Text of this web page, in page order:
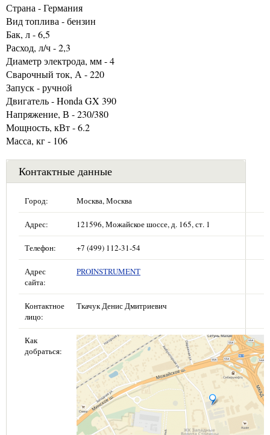
Страна - Германия
Вид топлива - бензин
Бак, л - 6,5
Расход, л/ч - 2,3
Диаметр электрода, мм - 4
Сварочный ток, А - 220
Запуск - ручной
Двигатель - Honda GX 390
Напряжение, В - 230/380
Мощность, кВт - 6.2
Масса, кг - 106
Контактные данные
Город: Москва, Москва
Адрес: 121596, Можайское шоссе, д. 165, ст. 1
Телефон: +7 (499) 112-31-54
Адрес
сайта:
PROINSTRUMENT
Контактное
лицо:
Ткачук Денис Дмитриевич
Как
добраться: